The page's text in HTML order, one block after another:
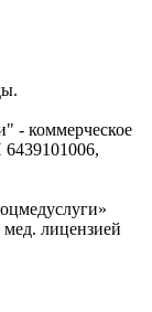
- коммерческое
лицензией